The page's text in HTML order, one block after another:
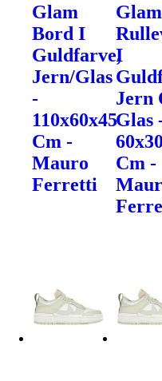
Glam
Bord I
Guldfarve,
Jern/Glas
-
110x60x45
Cm -
Mauro
Ferretti
Glam
I
Jern
Glas
Cm -